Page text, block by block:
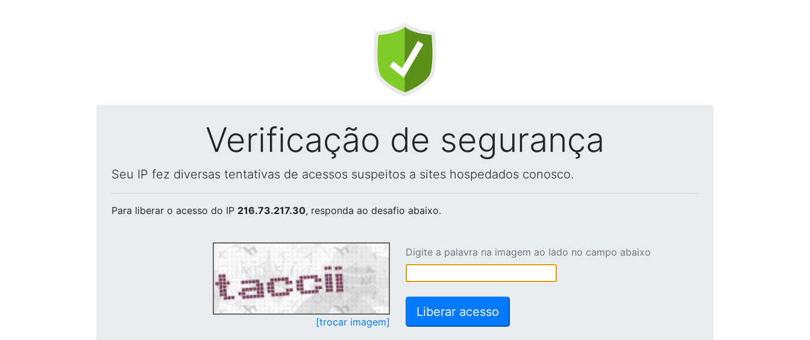
Verificação de segurança
Seu IP fez diversas tentativas de acessos suspeitos a sites hospedados conosco.
Para liberar o acesso do IP 216.73.217.30, responda ao desafio abaixo.
[trocar imagem]
Digite a palavra na imagem ao lado no campo abaixo